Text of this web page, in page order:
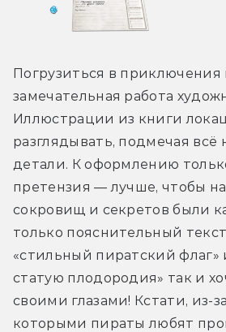
Погрузиться в приключения
замечательная работа
Иллюстрации из книги
разглядывать, подмечая всё
детали. К оформлению
претензия — лучше, чтобы
сокровищ и секретов были
только пояснительный
«стильный пиратский флаг»
статую плодородия» так и
своими глазами! Кстати, из-
которыми пираты любят